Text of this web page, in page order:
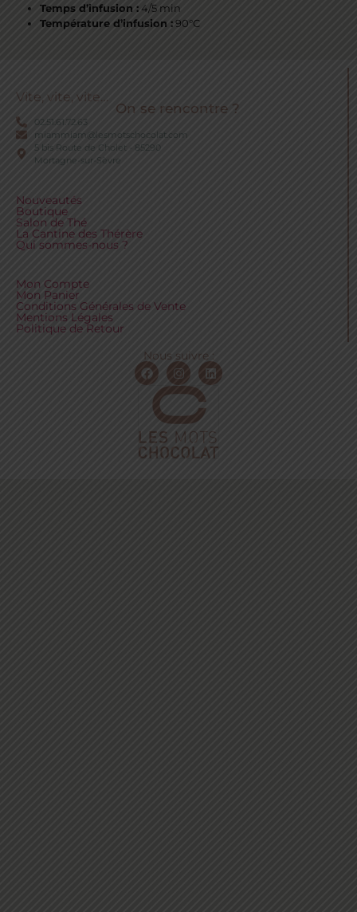
Temps d’infusion : 4/5 min
Température d’infusion :90°C
Vite, vite, vite…
On se rencontre ?
02.51.61.72.63
miammiam@lesmotschocolat.com
5 bis Route de Cholet - 85290
Mortagne-sur-Sèvre
Nouveautés
Boutique
Salon de Thé
La Cantine des Thérère
Qui sommes-nous ?
Mon Compte
Mon Panier
Conditions Générales de Vente
Mentions Légales
Politique de Retour
Nous suivre :